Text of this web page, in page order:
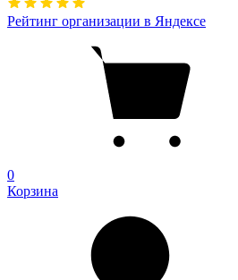
Рейтинг организации в Яндексе
0
Корзина